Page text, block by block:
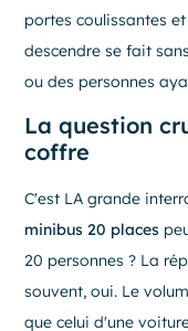
portes coulissantes
descendre se fait
ou des personnes
La question
coffre
C'est LA grande
minibus 20 places
20 personnes ? La
souvent, oui. Le
que celui d'une